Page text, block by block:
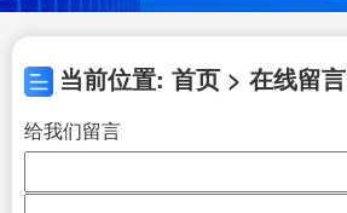
当前位置: 首页 > 在线留言
给我们留言